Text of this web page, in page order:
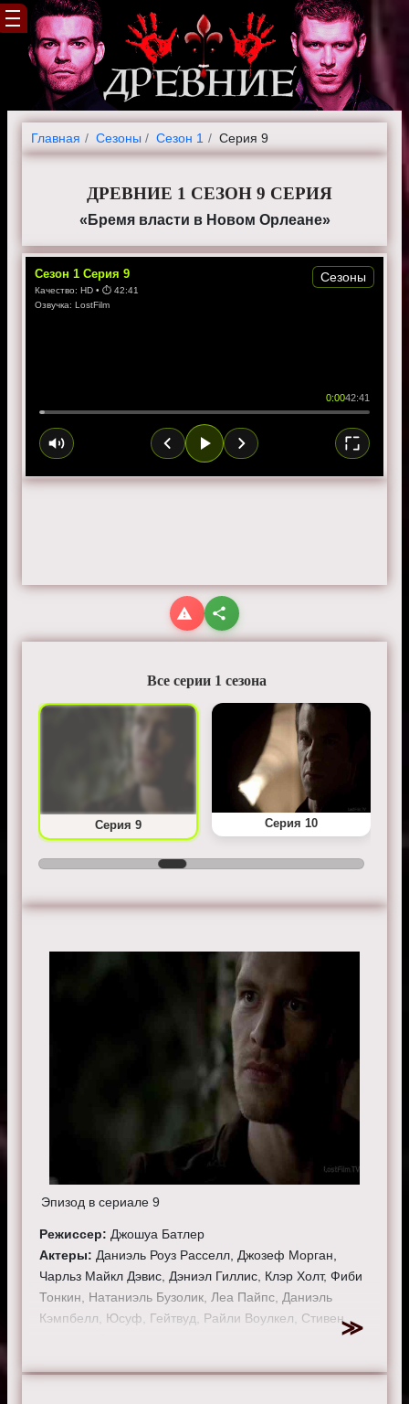
Главная Cезоны Сезон 1 Серия 9
ДРЕВНИЕ 1 СЕЗОН 9 СЕРИЯ
«Бремя власти в Новом Орлеане»
Сезон 1 Серия 9
Качество: HD • ⏱ 42:41
Озвучка: LostFilm
0:0042:41
Сезоны
Все серии 1 сезона
Серия 9 Серия 10
Эпизод в сериале 9
Режиссер: Джошуа Батлер
Актеры: Даниэль Роуз Расселл, Джозеф Морган,
Чарльз Майкл Дэвис, Дэниэл Гиллис, Клэр Холт, Фиби
Тонкин, Натаниэль Бузолик, Леа Пайпс, Даниэль
Кэмпбелл, Юсуф, Гейтвуд, Райли Воулкел, Стивен
Смотрите онлайн 1 сезон 9 серию «Древние»